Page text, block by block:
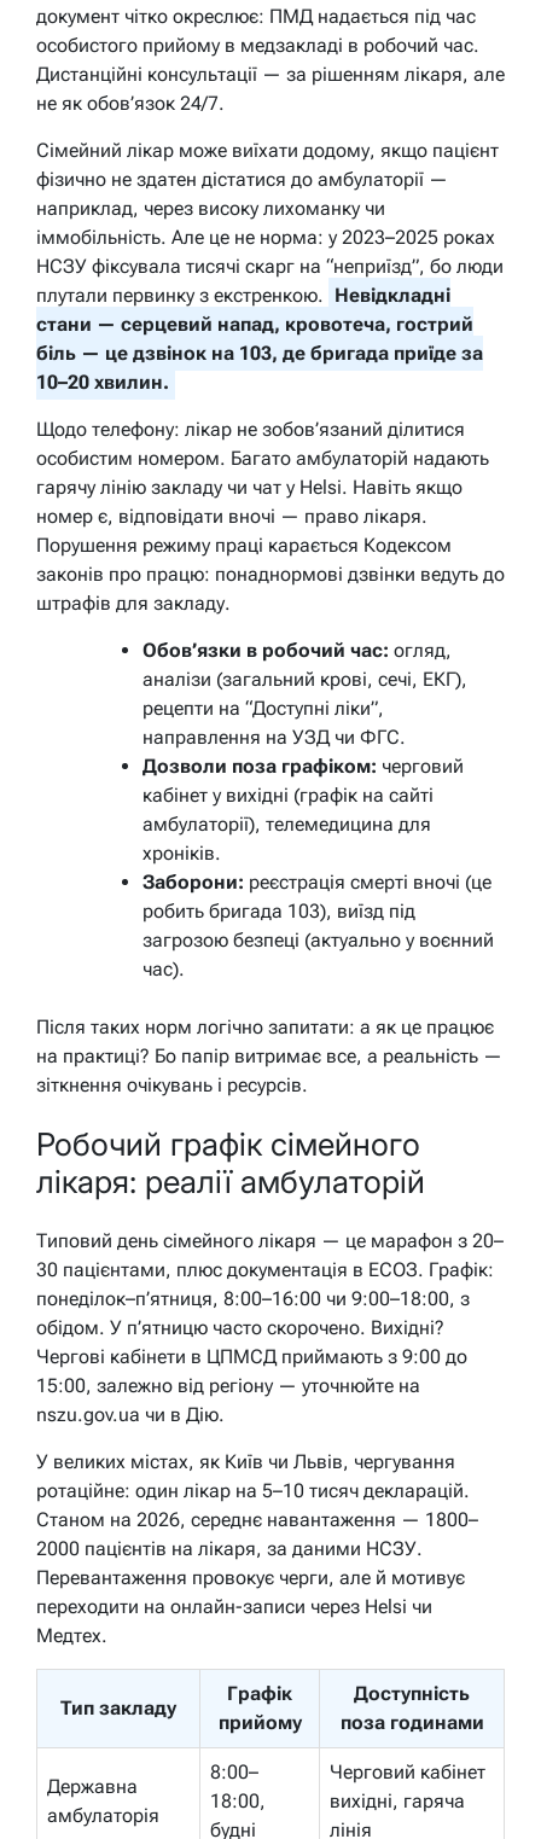
документ чітко окреслює: ПМД надається під час
особистого прийому в медзакладі в робочий час.
Дистанційні консультації — за рішенням лікаря, але
не як обов’язок 24/7.
Сімейний лікар може виїхати додому, якщо пацієнт
фізично не здатен дістатися до амбулаторії —
наприклад, через високу лихоманку чи
іммобільність. Але це не норма: у 2023–2025 роках
НСЗУ фіксувала тисячі скарг на “неприїзд”, бо люди
плутали первинку з екстренкою.
Невідкладні
стани — серцевий напад, кровотеча, гострий
біль — це дзвінок на 103, де бригада приїде за
10–20 хвилин.
Щодо телефону: лікар не зобов’язаний ділитися
особистим номером. Багато амбулаторій надають
гарячу лінію закладу чи чат у Helsi. Навіть якщо
номер є, відповідати вночі — право лікаря.
Порушення режиму праці карається Кодексом
законів про працю: понаднормові дзвінки ведуть до
штрафів для закладу.
Обов’язки в робочий час: огляд,
аналізи (загальний крові, сечі, ЕКГ),
рецепти на “Доступні ліки”,
направлення на УЗД чи ФГС.
Дозволи поза графіком: черговий
кабінет у вихідні (графік на сайті
амбулаторії), телемедицина для
хроніків.
Заборони: реєстрація смерті вночі (це
робить бригада 103), виїзд під
загрозою безпеці (актуально у воєнний
час).
Після таких норм логічно запитати: а як це працює
на практиці? Бо папір витримає все, а реальність —
зіткнення очікувань і ресурсів.
Робочий графік сімейного
лікаря: реалії амбулаторій
Типовий день сімейного лікаря — це марафон з 20–
30 пацієнтами, плюс документація в ЕСОЗ. Графік:
понеділок–п’ятниця, 8:00–16:00 чи 9:00–18:00, з
обідом. У п’ятницю часто скорочено. Вихідні?
Чергові кабінети в ЦПМСД приймають з 9:00 до
15:00, залежно від регіону — уточнюйте на
nszu.gov.ua чи в Дію.
У великих містах, як Київ чи Львів, чергування
ротаційне: один лікар на 5–10 тисяч декларацій.
Станом на 2026, середнє навантаження — 1800–
2000 пацієнтів на лікаря, за даними НСЗУ.
Перевантаження провокує черги, але й мотивує
переходити на онлайн-записи через Helsi чи
Медтех.
Тип закладу
Графік
прийому
Доступність
поза годинами
Державна
амбулаторія
8:00–
18:00,
будні
Черговий кабінет
вихідні, гаряча
лінія